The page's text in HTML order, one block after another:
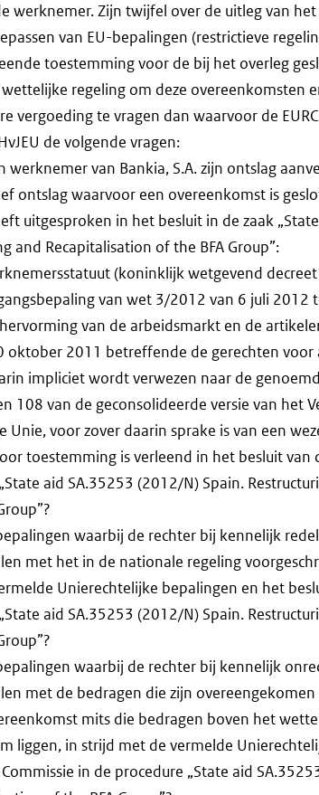
werknemer. Zijn twijfel over de uitleg van
van EU-bepalingen (restrictieve
toestemming voor de bij het overleg
regeling om deze overeenkomsten
vergoeding te vragen dan waarvoor de
de volgende vragen:
werknemer van Bankia, S.A. zijn ontslag
ontslag waarvoor een overeenkomst is
uitgesproken in het besluit in de zaak
and Recapitalisation of the BFA Group”:
(koninklijk wetgevend
van wet 3/2012 van 6 juli 2012
van de arbeidsmarkt en de
oktober 2011 betreffende de gerechten voor
impliciet wordt verwezen naar de
108 van de geconsolideerde versie van het
Unie, voor zover daarin sprake is van een
toestemming is verleend in het besluit van
aid SA.35253 (2012/N) Spain.
waarbij de rechter bij kennelijk
met het in de nationale regeling
Unierechtelijke bepalingen en het
aid SA.35253 (2012/N) Spain.
waarbij de rechter bij kennelijk
met de bedragen die zijn
mits die bedragen boven het
liggen, in strijd met de vermelde
in de procedure „State aid